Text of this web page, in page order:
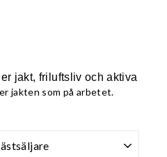
jakt, friluftsliv och aktiva
jakten som på arbetet.